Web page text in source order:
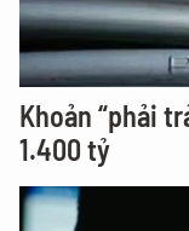
Khoản “phải
1.400 tỷ